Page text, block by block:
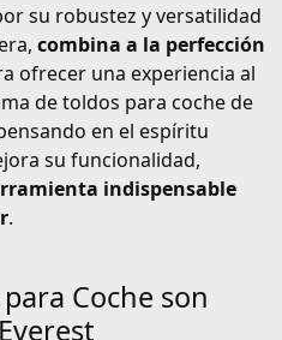
su robustez y versatilidad
combina a la perfección
ofrecer una experiencia al
de toldos para coche de
en el espíritu
su funcionalidad,
indispensable
.
Coche son